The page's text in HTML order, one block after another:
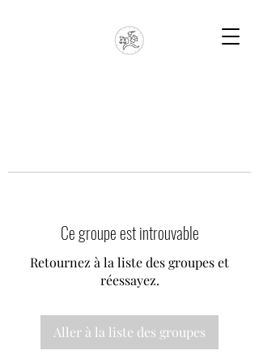
Ce groupe est introuvable
Retournez à la liste des groupes et
réessayez.
Aller à la liste des groupes